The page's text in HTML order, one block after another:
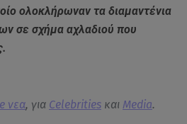
ολοκλήρωναν τα διαμαντένια
σε σχήμα αχλαδιού που
νεα, για Celebrities και Media.